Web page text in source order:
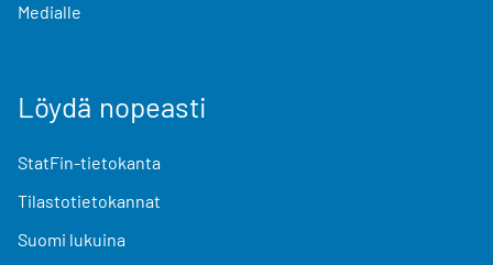
Medialle
Löydä nopeasti
StatFin-tietokanta
Tilastotietokannat
Suomi lukuina